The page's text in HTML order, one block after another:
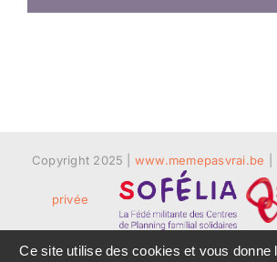
Copyright 2025 | www.memepasvrai.be
privée
Ce site utilise des cookies et vous donne